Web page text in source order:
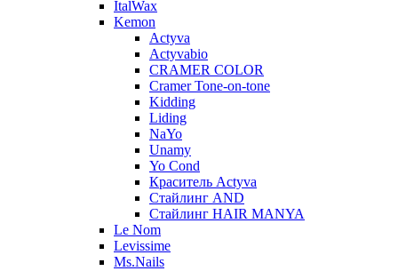
ItalWax
Kemon
Actyva
Actyvabio
CRAMER COLOR
Cramer Tone-on-tone
Kidding
Liding
NaYo
Unamy
Yo Cond
Краситель Actyva
Стайлинг AND
Стайлинг HAIR MANYA
Le Nom
Levissime
Ms.Nails